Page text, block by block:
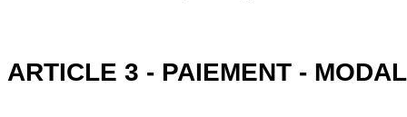
ARTICLE 3 - PAIEMENT -